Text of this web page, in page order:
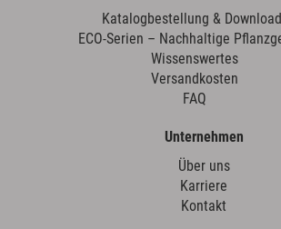
Katalogbestellung &
ECO-Serien – Nachhaltige
Wissenswertes
Versandkosten
FAQ
Unternehmen
Über uns
Karriere
Kontakt